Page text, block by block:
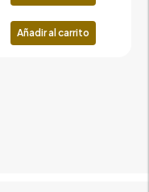
Añadir al carrito